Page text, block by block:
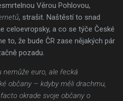
Věrou Pohlovou,
, strašit. Naštěstí to snad
celoevropsky, a co se týče České
to, že bude ČR zase nějakých pár
pozadu.
nemůže euro, ale řecká
občany – kdyby měli drachmu,
okrade svoje občany o